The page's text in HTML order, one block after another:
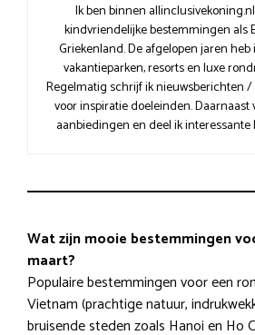
Ik ben binnen
kindvriendelijke bestemmingen als
Griekenland. De afgelopen jaren heb
vakantieparken, resorts en luxe
Regelmatig schrijf ik nieuwsberichten /
voor inspiratie doeleinden. Daarnaast
aanbiedingen en deel ik
Wat zijn mooie bestemmingen
maart?
Populaire bestemmingen voor een
Vietnam (prachtige natuur,
bruisende steden zoals Hanoi en Ho